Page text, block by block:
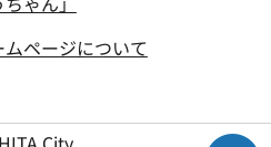
ムページについて